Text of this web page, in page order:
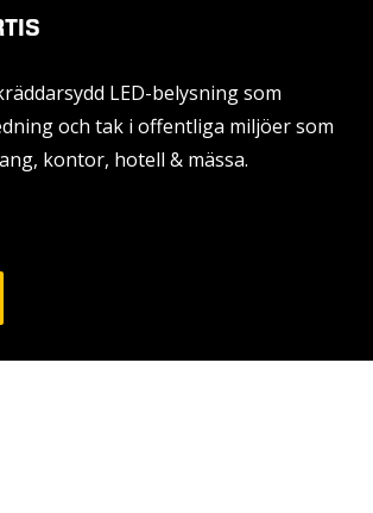
LED-belysning som
och tak i offentliga miljöer som
kontor, hotell & mässa.